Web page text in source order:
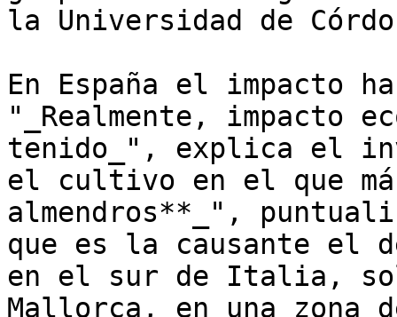
la Universidad de
En España el impacto
"_Realmente, impacto
tenido_", explica el
el cultivo en el que
almendros**_",
que es la causante el
en el sur de Italia,
Mallorca, en una zona